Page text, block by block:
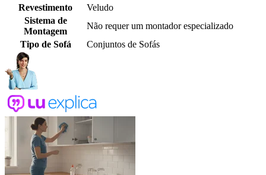
Revestimento
Veludo
Sistema de
Montagem
Não requer um montador especializado
Tipo de Sofá
Conjuntos de Sofás